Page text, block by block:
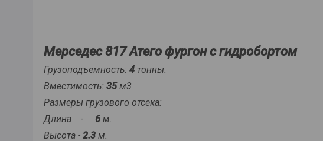
Мерседес 817 Атего фургон с гидробортом
Грузоподъемность: 4 тонны.
Вместимость: 35м3
Размеры грузового отсека:
Длина - 6 м.
Высота - 2.3 м.